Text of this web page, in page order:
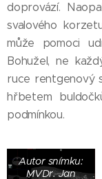
doprovází.
svalového
může pomoci
Bohužel, ne
ruce rentgenový
hřbetem
podmínkou.
Autor snímku:
MVDr. Jan